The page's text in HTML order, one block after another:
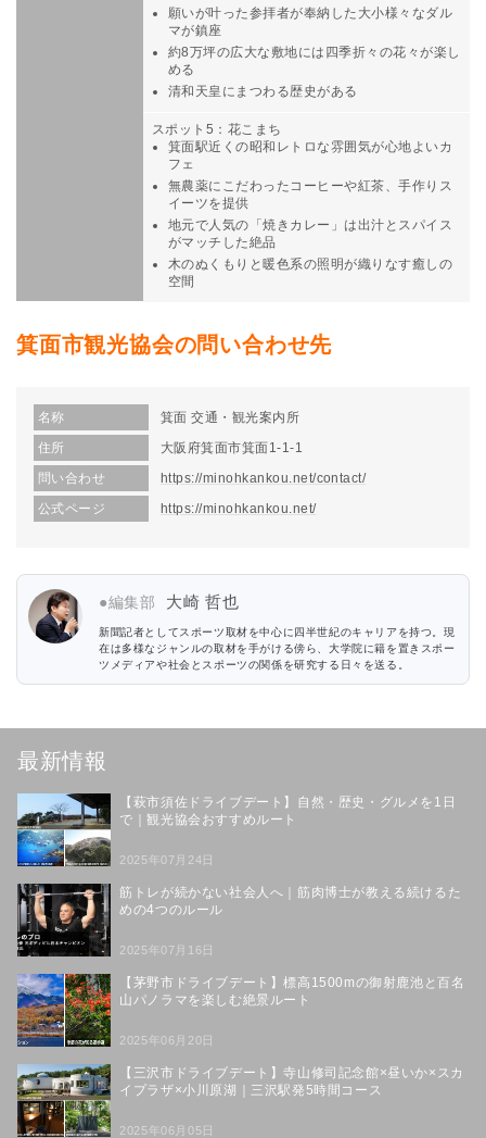
願いが叶った参拝者が奉納した大小様々なダル
マが鎮座
約8万坪の広大な敷地には四季折々の花々が楽し
める
清和天皇にまつわる歴史がある
スポット5：花こまち
箕面駅近くの昭和レトロな雰囲気が心地よいカ
フェ
無農薬にこだわったコーヒーや紅茶、手作りス
イーツを提供
地元で人気の「焼きカレー」は出汁とスパイス
がマッチした絶品
木のぬくもりと暖色系の照明が織りなす癒しの
空間
箕面市観光協会の問い合わせ先
名称
箕面 交通・観光案内所
住所
大阪府箕面市箕面1-1-1
問い合わせ
https://minohkankou.net/contact/
公式ページ
https://minohkankou.net/
●編集部 大崎 哲也
新聞記者としてスポーツ取材を中心に四半世紀のキャリアを持つ。現
在は多様なジャンルの取材を手がける傍ら、大学院に籍を置きスポー
ツメディアや社会とスポーツの関係を研究する日々を送る。
最新情報
【萩市須佐ドライブデート】自然・歴史・グルメを1日
で｜観光協会おすすめルート
2025年07月24日
筋トレが続かない社会人へ｜筋肉博士が教える続けるた
めの4つのルール
2025年07月16日
【茅野市ドライブデート】標高1500mの御射鹿池と百名
山パノラマを楽しむ絶景ルート
2025年06月20日
【三沢市ドライブデート】寺山修司記念館×昼いか×スカ
イプラザ×小川原湖｜三沢駅発5時間コース
2025年06月05日